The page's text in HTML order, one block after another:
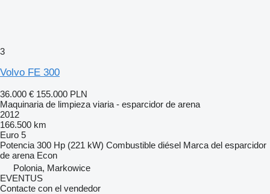
3
Volvo FE 300
36.000 € 155.000 PLN
Maquinaria de limpieza viaria - esparcidor de arena
2012
166.500 km
Euro 5
Potencia 300 Hp (221 kW) Combustible diésel Marca del esparcidor
de arena Econ
Polonia, Markowice
EVENTUS
Contacte con el vendedor